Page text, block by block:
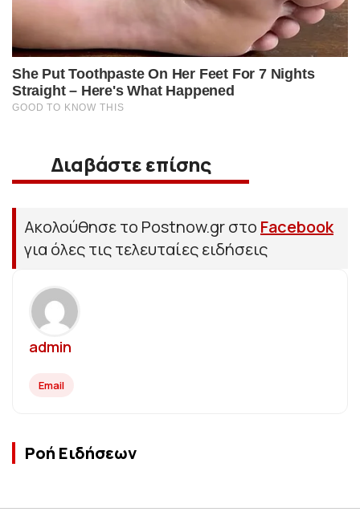
Διαβάστε επίσης
Ακολούθησε το Postnow.gr στο Facebook
για όλες τις τελευταίες ειδήσεις
admin
Email
Ροή Ειδήσεων